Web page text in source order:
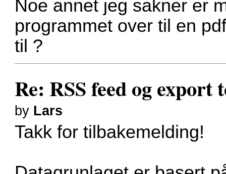
Noe annet jeg sakner er
programmet over til en
til ?
Re: RSS feed og export
by Lars
Takk for tilbakemelding!